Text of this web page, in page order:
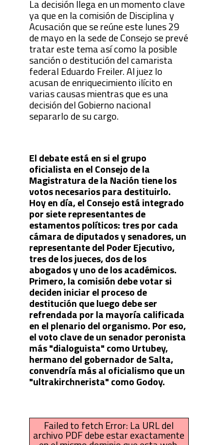
La decisión llega en un momento clave
ya queen la comisión de Disciplina y
Acusación que se reúne este lunes 29
de mayo en la sede de Consejo se prevé
tratar este tema así como la posible
sanción o destitución del camarista
federal Eduardo Freiler. Al juez lo
acusan de enriquecimiento ilícito en
varias causas mientras que es una
decisión del Gobierno nacional
separarlo de su cargo.
El debate está en si el grupo
oficialista en el Consejo de la
Magistratura de la Nación tiene los
votos necesarios para destituirlo.
Hoy en día, el Consejo está integrado
por siete representantes de
estamentos políticos: tres por cada
cámara de diputados y senadores, un
representante del Poder Ejecutivo,
tres de los jueces, dos de los
abogados y uno de los académicos.
Primero, la comisión debe votar si
deciden iniciar el proceso de
destitución que luego debe ser
refrendada por la mayoría calificada
en el plenario del organismo. Por eso,
el voto clave de un senador peronista
más "dialoguista" como Urtubey,
hermano del gobernador de Salta,
convendría más al oficialismo que un
"ultrakirchnerista" como Godoy.
Failed to fetch Error: La URL del
archivo PDF debe estar exactamente